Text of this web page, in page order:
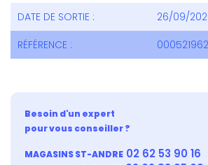
DATE DE SORTIE :
26/09/
RÉFÉRENCE :
Besoin d'un expert
pour vous conseiller ?
MAGASINS ST-ANDRE 02 62 53 90 16